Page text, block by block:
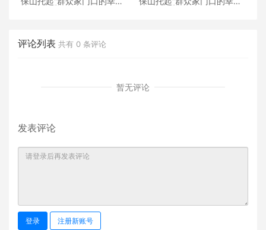
评论列表 共有 0 条评论
暂无评论
发表评论
登录 注册新账号